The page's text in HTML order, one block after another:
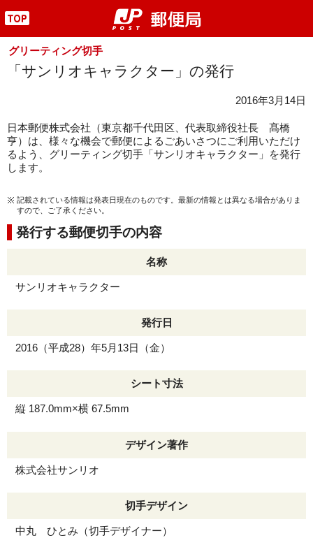
"
グリーティング切手
「サンリオキャラクター」の発行
2016年3月14日
日本郵便株式会社（東京都千代田区、代表取締役社長 髙橋
亨）は、様々な機会で郵便によるごあいさつにご利用いただけ
るよう、グリーティング切手「サンリオキャラクター」を発行
します。
記載されている情報は発表日現在のものです。最新の情報とは異なる場合がありま
すので、ご了承ください。
発行する郵便切手の内容
名称
サンリオキャラクター
発行日
2016（平成28）年5月13日（金）
シート寸法
縦 187.0mm×横 67.5mm
デザイン著作
株式会社サンリオ
切手デザイン
中丸 ひとみ（切手デザイナー）